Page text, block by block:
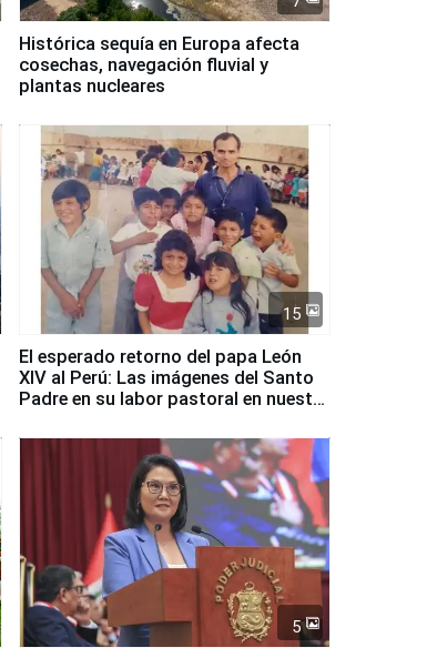
Histórica sequía en Europa afecta
cosechas, navegación fluvial y
plantas nucleares
15
El esperado retorno del papa León
XIV al Perú: Las imágenes del Santo
Padre en su labor pastoral en nuestro
5